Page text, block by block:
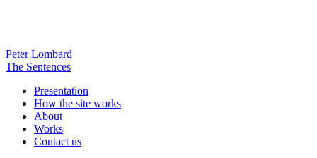
Peter Lombard
The Sentences
Presentation
How the site works
About
Works
Contact us